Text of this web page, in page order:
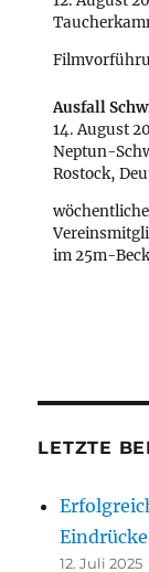
Ausfall
14. August
Neptun-
Rostock,
im 25m-
LETZTE
12. Juli 2025